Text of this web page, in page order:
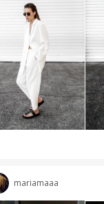
mariamaaa